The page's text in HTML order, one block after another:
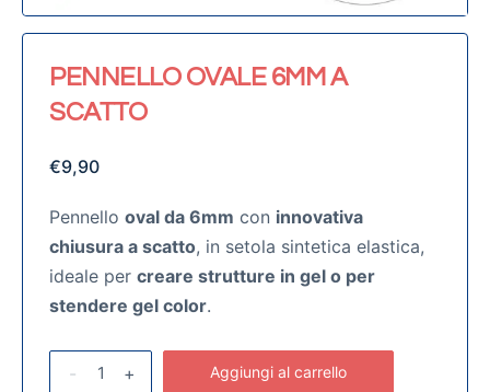
PENNELLO OVALE 6MM A
SCATTO
€9,90
Pennello oval da 6mm con innovativa
chiusura a scatto, in setola sintetica elastica,
ideale per creare strutture in gel o per
stendere gel color.
- + Aggiungi al carrello